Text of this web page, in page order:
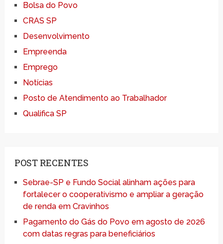
Bolsa do Povo
CRAS SP
Desenvolvimento
Empreenda
Emprego
Notícias
Posto de Atendimento ao Trabalhador
Qualifica SP
POST RECENTES
Sebrae-SP e Fundo Social alinham ações para
fortalecer o cooperativismo e ampliar a geração
de renda em Cravinhos
Pagamento do Gás do Povo em agosto de 2026
com datas regras para beneficiários